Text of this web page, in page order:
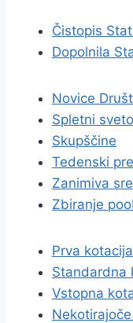
Čistopis
Dopolnila
Novice
Spletni
Skupščine
Tedenski
Zanimiva
Zbiranje
Prva
Standardna
Vstopna